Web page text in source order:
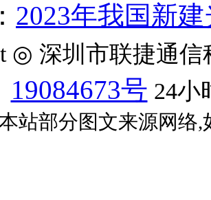
2023年我国新
◎ 深圳市联捷通
19084673号 24小
站部分图文来源网络